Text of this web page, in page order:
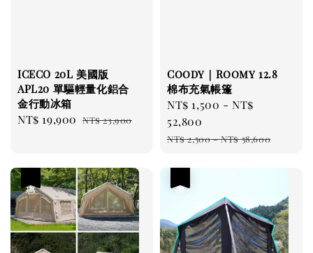
ICECO 20L 美國版
APL20 單驅輕量化鋁合
金行動冰箱
Sale
NT$ 19,900 Regular
NT$ 23,900
Coody｜Roomy 12.8
棉布充氣帳篷
Sale
price
NT$ 1,500 -NT$
52,800
Regular
NT$ 2,500-NT$ 58,600